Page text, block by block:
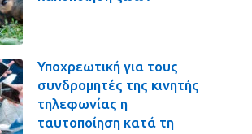
Υποχρεωτική για τους
συνδρομητές της κινητής
τηλεφωνίας η
ταυτοποίηση κατά τη